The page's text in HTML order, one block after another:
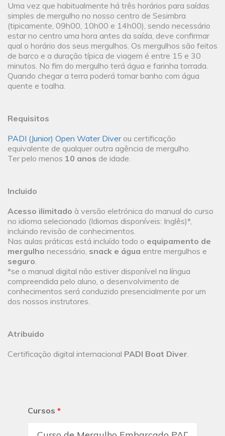
Uma vez que habitualmente há três horários para saídas
simples de mergulho no nosso centro de Sesimbra
(tipicamente, 09h00, 10h00 e 14h00), sendo necessário
estar no centro uma hora antes da saída, deve confirmar
qual o horário dos seus mergulhos. Os mergulhos são feitos
de barco e a duração típica de viagem é entre 15 e 30
minutos. No fim do mergulho terá água e farinha torrada.
Quando chegar a terra poderá tomar banho com água
quente e toalha.
Requisitos
PADI (Junior) Open Water Diverou certificação
equivalente de qualquer outra agência de mergulho.
Ter pelo menos 10 anos de idade.
Incluido
Acesso ilimitado à versão eletrónica do manual do curso
no idioma selecionado (Idiomas disponíveis: Inglês)*,
incluindo revisão de conhecimentos.
Nas aulas práticas está incluído todo o equipamento de
mergulho necessário, snack e água entre mergulhos e
seguro.
*se o manual digital não estiver disponível na língua
compreendida pelo aluno, o desenvolvimento de
conhecimentos será conduzido presencialmente por um
dos nossos instrutores.
Atribuido
Certificação digital internacional PADI Boat Diver.
Cursos *